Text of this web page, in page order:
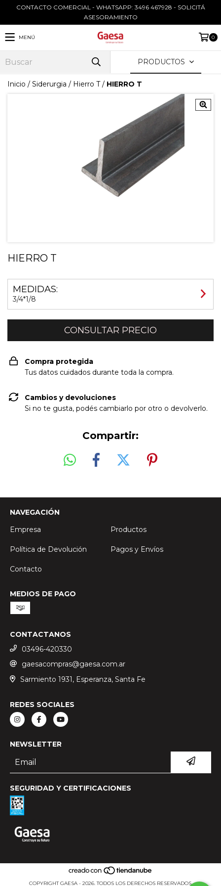
CONTACTO COMERCIAL - WHATSAPP: 3496 467928 - SOLICITÁ
ASESORAMIENTO
MENÚ 0
PRODUCTOS
Inicio / Siderurgia / Hierro T / HIERRO T
HIERRO T
MEDIDAS:
3/4*1/8
Compra protegida
Tus datos cuidados durante toda la compra.
Cambios y devoluciones
Si no te gusta, podés cambiarlo por otro o devolverlo.
Compartir:
NAVEGACIÓN
Empresa
Productos
Política de Devolución Pagos y Envíos
Contacto
MEDIOS DE PAGO
CONTACTANOS
03496-420330
gaesacompras@gaesa.com.ar
Sarmiento 1931, Esperanza, Santa Fe
REDES SOCIALES
NEWSLETTER
SEGURIDAD Y CERTIFICACIONES
COPYRIGHT GAESA - 2026. TODOS LOS DERECHOS RESERVADOS.